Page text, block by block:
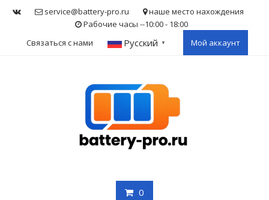
service@battery-pro.ru
наше место нахождения
Рабочие часы --10:00 - 18:00
Связаться с нами
Русский ▼ Мой аккаунт
0